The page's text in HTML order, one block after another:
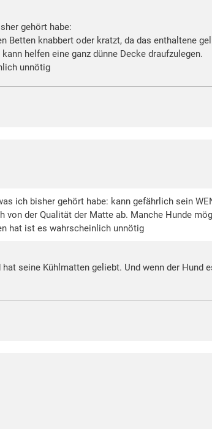
gehört habe:
Betten knabbert oder kratzt, da das enthaltene
helfen eine ganz dünne Decke draufzulegen.
unnötig
ich bisher gehört habe: kann gefährlich sein
der Qualität der Matte ab. Manche Hunde
hat ist es wahrscheinlich unnötig
seine Kühlmatten geliebt. Und wenn der